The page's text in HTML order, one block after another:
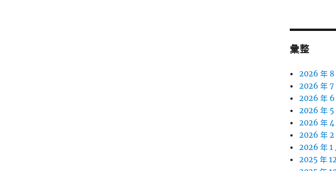
字:
彙整
2026 年 8
2026 年 7
2026 年 6
2026 年 5
2026 年 4
2026 年 2
2026 年 1
2025 年